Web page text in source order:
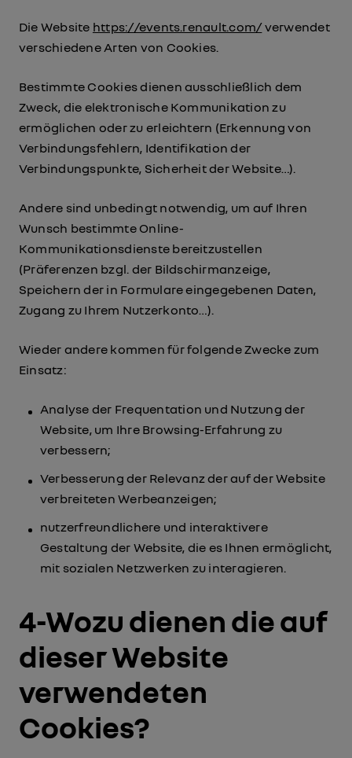
Die Website https://events.renault.com/verwendet
verschiedene Arten von Cookies.
Bestimmte Cookies dienen ausschließlich dem
Zweck, die elektronische Kommunikation zu
ermöglichen oder zu erleichtern (Erkennung von
Verbindungsfehlern, Identifikation der
Verbindungspunkte, Sicherheit der Website…).
Andere sind unbedingt notwendig, um auf Ihren
Wunsch bestimmte Online-
Kommunikationsdienste bereitzustellen
(Präferenzen bzgl. der Bildschirmanzeige,
Speichern der in Formulare eingegebenen Daten,
Zugang zu Ihrem Nutzerkonto…).
Wieder andere kommen für folgende Zwecke zum
Einsatz:
Analyse der Frequentation und Nutzung der
Website, um Ihre Browsing-Erfahrung zu
verbessern;
Verbesserung der Relevanz der auf der Website
verbreiteten Werbeanzeigen;
nutzerfreundlichere und interaktivere
Gestaltung der Website, die es Ihnen ermöglicht,
mit sozialen Netzwerken zu interagieren.
4-Wozu dienen die auf
dieser Website
verwendeten
Cookies?